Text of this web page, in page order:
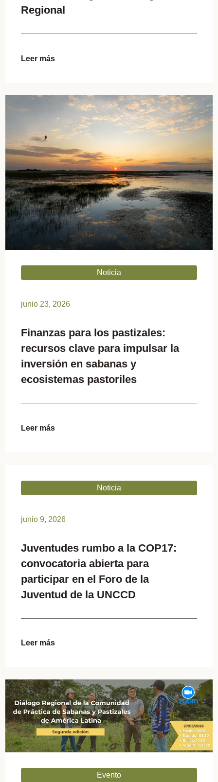
Regional
Leer más
Noticia
junio 23, 2026
Finanzas para los pastizales:
recursos clave para impulsar la
inversión en sabanas y
ecosistemas pastoriles
Leer más
Noticia
junio 9, 2026
Juventudes rumbo a la COP17:
convocatoria abierta para
participar en el Foro de la
Juventud de la UNCCD
Leer más
Evento